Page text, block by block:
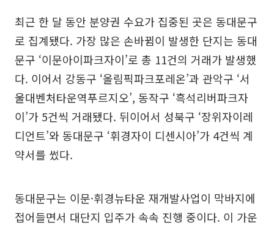
최근 한 달 동안 분양권 수요가 집중된 곳은 동대문구
로 집계됐다. 가장 많은 손바뀜이 발생한 단지는 동대
문구 ‘이문아이파크자이’로 총 11건의 거래가 발생했
다. 이어서 강동구 ‘올림픽파크포레온’과 관악구 ‘서
울대벤처타운역푸르지오’, 동작구 ‘흑석리버파크자
이’가 5건씩 거래됐다. 뒤이어서 성북구 ‘장위자이레
디언트’와 동대문구 ‘휘경자이 디센시아’가 4건씩 계
약서를 썼다.
동대문구는 이문·휘경뉴타운 재개발사업이 막바지에
접어들면서 대단지 입주가 속속 진행 중이다. 이 가운